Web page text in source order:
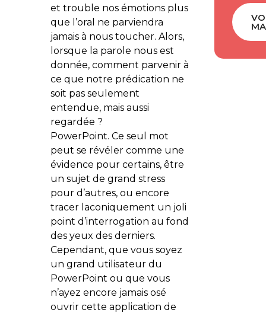
et trouble nos émotions plus
que l’oral ne parviendra
jamais à nous toucher. Alors,
lorsque la parole nous est
donnée, comment parvenir à
ce que notre prédication ne
soit pas seulement
entendue, mais aussi
regardée ?
PowerPoint. Ce seul mot
peut se révéler comme une
évidence pour certains, être
un sujet de grand stress
pour d’autres, ou encore
tracer laconiquement un joli
point d’interrogation au fond
des yeux des derniers.
Cependant, que vous soyez
un grand utilisateur du
PowerPoint ou que vous
n’ayez encore jamais osé
ouvrir cette application de